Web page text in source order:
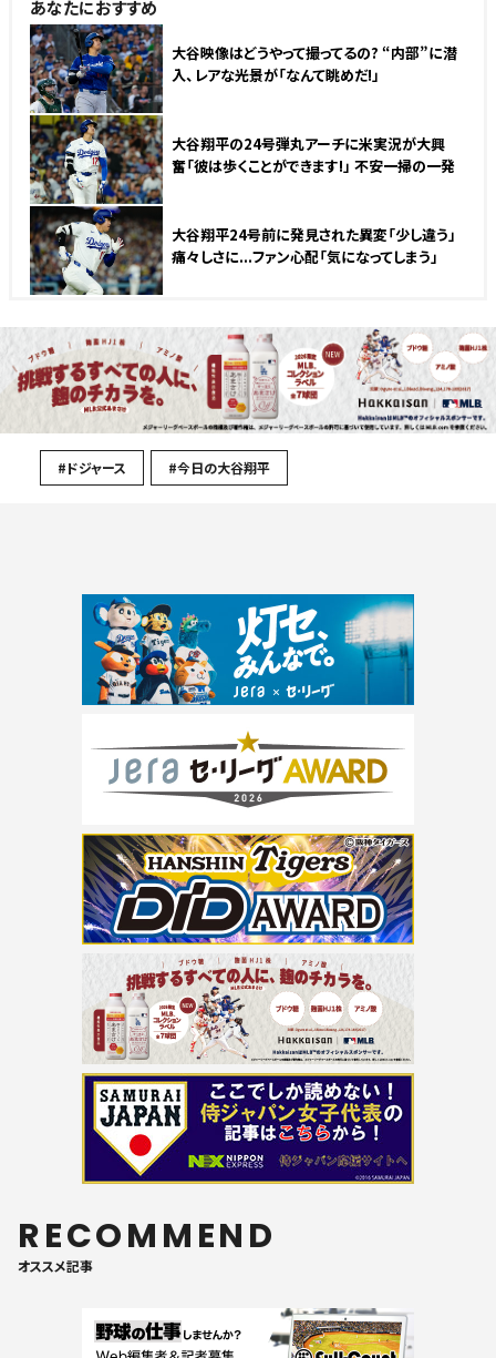
あなたにおすすめ
大谷映像はどうやって撮ってるの? “内部”に潜
入、レアな光景が「なんて眺めだ!」
大谷翔平の24号弾丸アーチに米実況が大興
奮「彼は歩くことができます!」 不安一掃の一発
大谷翔平24号前に発見された異変「少し違う」
痛々しさに...ファン心配「気になってしまう」
#ドジャース #今日の大谷翔平
RECOMMEND
オススメ記事